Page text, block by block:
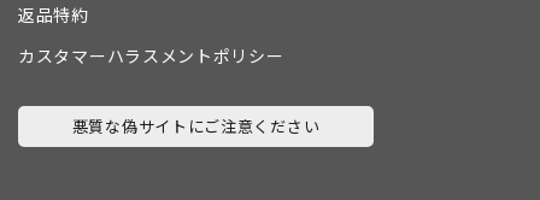
返品特約
カスタマーハラスメントポリシー
悪質な偽サイトにご注意ください